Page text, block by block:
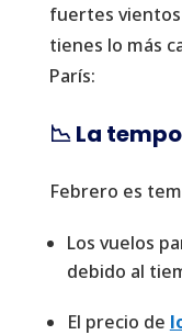
fuertes vientos
tienes lo más
París:
📉 La
Febrero es
Los vuelos
debido al
El precio de